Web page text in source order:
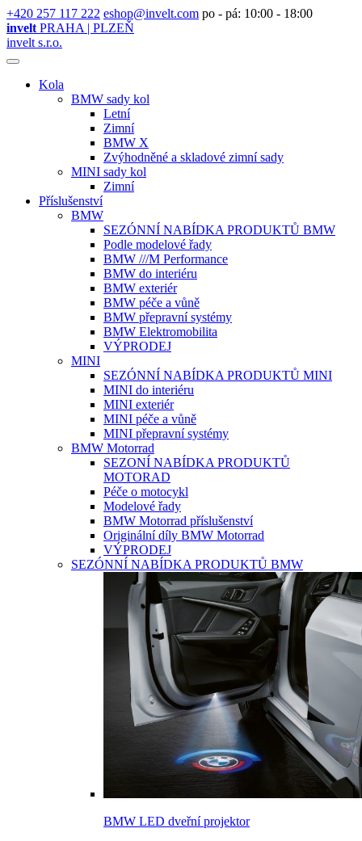
+420 257 117 222 eshop@invelt.com po - pá: 10:00 - 18:00
invelt PRAHA | PLZEŇ
invelt s.r.o.
Kola
BMW sady kol
Letní
Zimní
BMW X
Zvýhodněné a skladové zimní sady
MINI sady kol
Zimní
Příslušenství
BMW
SEZÓNNÍ NABÍDKA PRODUKTŮ BMW
Podle modelové řady
BMW ///M Performance
BMW do interiéru
BMW exteriér
BMW péče a vůně
BMW přepravní systémy
BMW Elektromobilita
VÝPRODEJ
MINI
SEZÓNNÍ NABÍDKA PRODUKTŮ MINI
MINI do interiéru
MINI exteriér
MINI péče a vůně
MINI přepravní systémy
BMW Motorrad
SEZONÍ NABÍDKA PRODUKTŮ
MOTORAD
Péče o motocykl
Modelové řady
BMW Motorrad příslušenství
Originální díly BMW Motorrad
VÝPRODEJ
SEZÓNNÍ NABÍDKA PRODUKTŮ BMW
BMW LED dveřní projektor